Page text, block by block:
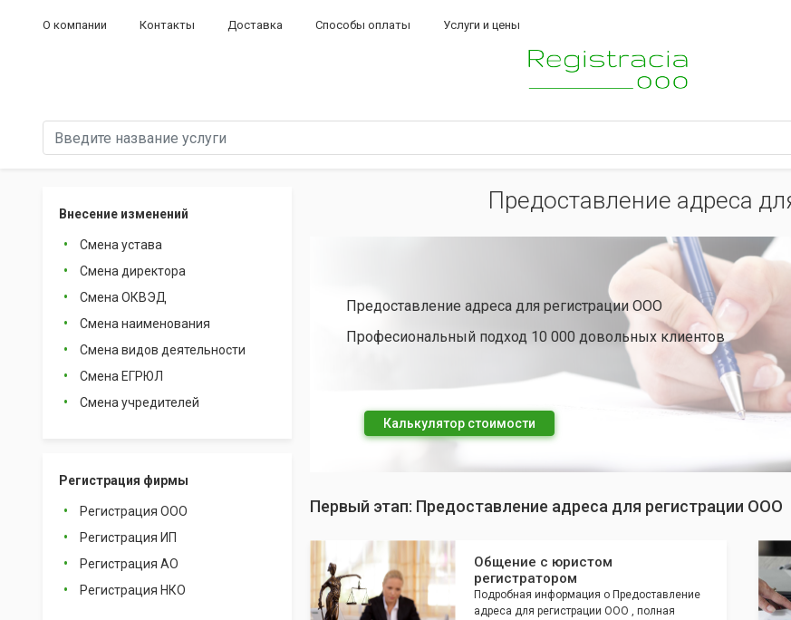
О компании Контакты Доставка Способы оплаты Услуги и цены
Внесение изменений
Смена устава
Смена директора
Смена ОКВЭД
Смена наименования
Смена видов деятельности
Смена ЕГРЮЛ
Смена учредителей
Регистрация фирмы
Регистрация ООО
Регистрация ИП
Регистрация АО
Регистрация НКО
Предоставление адреса
Предоставление адреса для регистрации ООО
Професиональный подход 10 000 довольных клиентов
Калькулятор стоимости
Первый этап: Предоставление адреса для регистрации ООО
Общение с юристом
регистратором
Подробная информация о Предоставление
адреса для регистрации ООО , полная